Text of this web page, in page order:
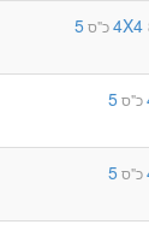
4X4
5
5
5